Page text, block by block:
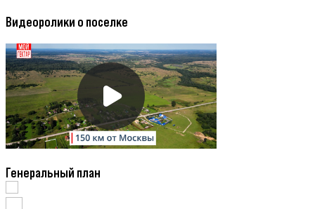
Видеоролики о поселке
Генеральный план